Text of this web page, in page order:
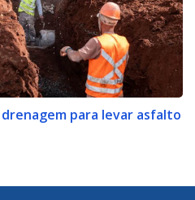
para levar asfalto